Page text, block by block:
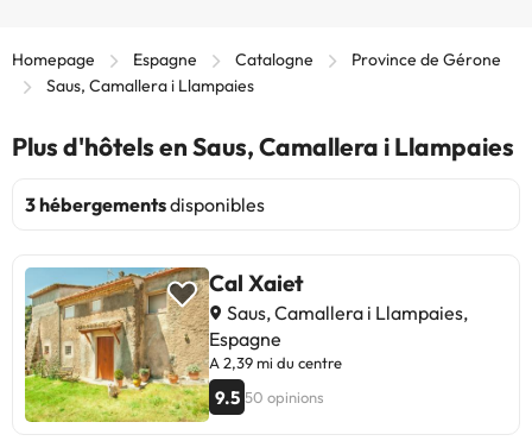
Homepage Espagne Catalogne
Province de Gérone
Saus, Camallera i Llampaies
Plus d'hôtels en Saus, Camallera i Llampaies
3 hébergementsdisponibles
Cal Xaiet
Saus, Camallera i Llampaies,
Espagne
A 2,39 mi du centre
9.5 50 opinions